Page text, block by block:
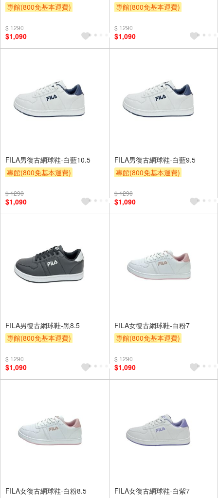
專館(800免基本運費)
$ 1290
$1,090
專館(800免基本運費)
$ 1290
$1,090
FILA男復古網球鞋-白藍10.5
專館(800免基本運費)
$ 1290
$1,090
FILA男復古網球鞋-白藍9.5
專館(800免基本運費)
$ 1290
$1,090
FILA男復古網球鞋-黑8.5
專館(800免基本運費)
$ 1290
$1,090
FILA女復古網球鞋-白粉7
專館(800免基本運費)
$ 1290
$1,090
FILA女復古網球鞋-白粉8.5
FILA女復古網球鞋-白紫7